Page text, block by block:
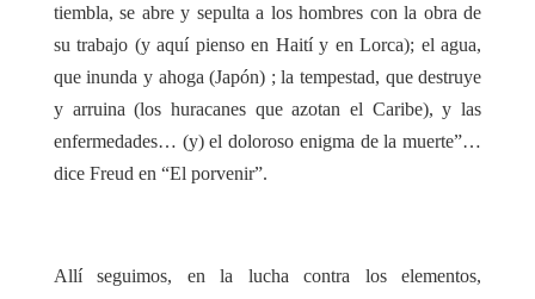
tiembla, se abre y sepulta a los hombres con la obra de
su trabajo (y aquí pienso en Haití y en Lorca); el agua,
que inunda y ahoga (Japón) ; la tempestad, que destruye
y arruina (los huracanes que azotan el Caribe), y las
enfermedades… (y) el doloroso enigma de la muerte”…
dice Freud en “El porvenir”.
Allí seguimos, en la lucha contra los elementos,